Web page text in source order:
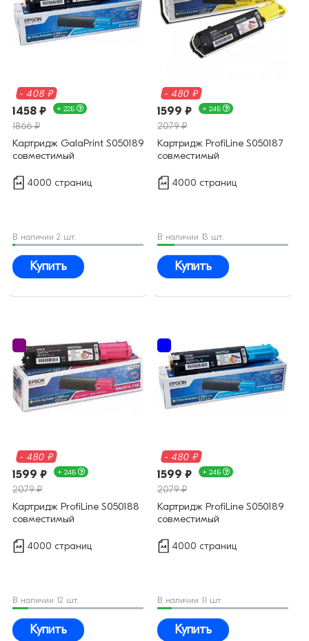
- 408 ₽
1458 ₽ + 22Б
1866 ₽
Картридж GalaPrint S050189
совместимый
4000 страниц
В наличии 2 шт.
Купить
- 480 ₽
1599 ₽ + 24Б
2079 ₽
Картридж ProfiLine S050187
совместимый
4000 страниц
В наличии 13 шт.
Купить
- 480 ₽
1599 ₽ + 24Б
2079 ₽
Картридж ProfiLine S050188
совместимый
4000 страниц
В наличии 12 шт.
Купить
- 480 ₽
1599 ₽ + 24Б
2079 ₽
Картридж ProfiLine S050189
совместимый
4000 страниц
В наличии 11 шт.
Купить